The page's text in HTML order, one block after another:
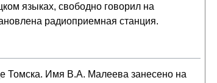
языках, свободно говорил на
радиоприемная станция.
Томска. Имя В.А. Малеева занесено на